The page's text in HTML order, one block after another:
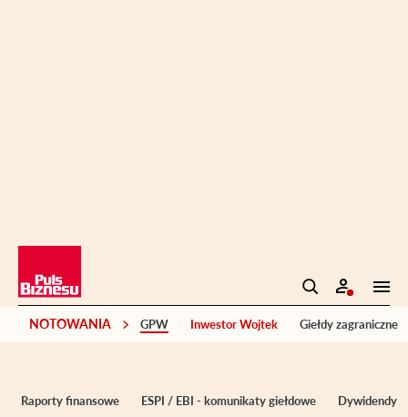
NOTOWANIA GPW Inwestor Wojtek Giełdy zagraniczne
Raporty finansowe ESPI / EBI - komunikaty giełdowe Dywidendy